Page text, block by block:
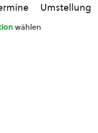
Umstellung
wählen